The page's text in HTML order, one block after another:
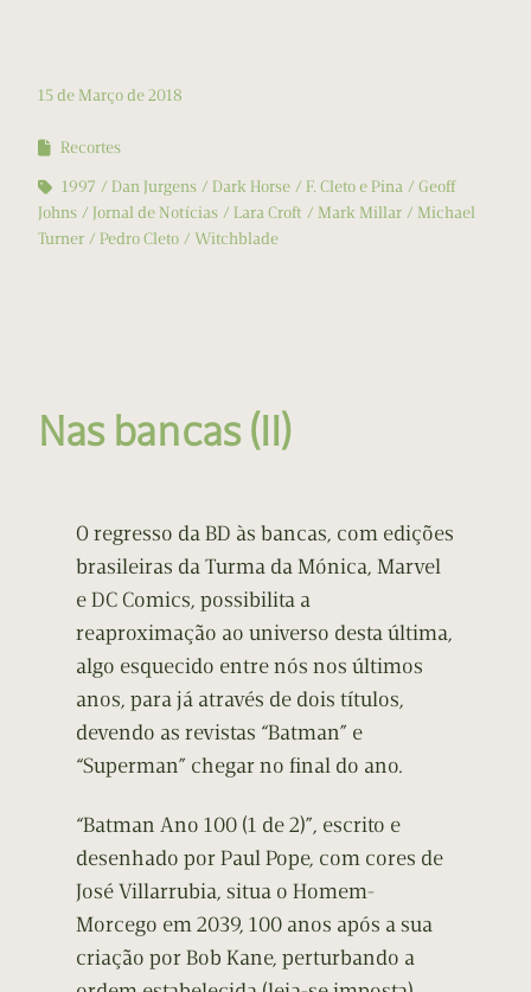
15 de Março de 2018
Recortes
1997
Dan Jurgens Dark Horse F. Cleto e Pina
Geoff
Johns
Jornal de Notícias Lara Croft Mark Millar
Michael
Turner
Pedro Cleto Witchblade
Nas bancas (II)
O regresso da BD às bancas, com edições
brasileiras da Turma da Mónica, Marvel
e DC Comics, possibilita a
reaproximação ao universo desta última,
algo esquecido entre nós nos últimos
anos, para já através de dois títulos,
devendo as revistas “Batman” e
“Superman” chegar no final do ano.
“Batman Ano 100 (1 de 2)”, escrito e
desenhado por Paul Pope, com cores de
José Villarrubia, situa o Homem-
Morcego em 2039, 100 anos após a sua
criação por Bob Kane, perturbando a